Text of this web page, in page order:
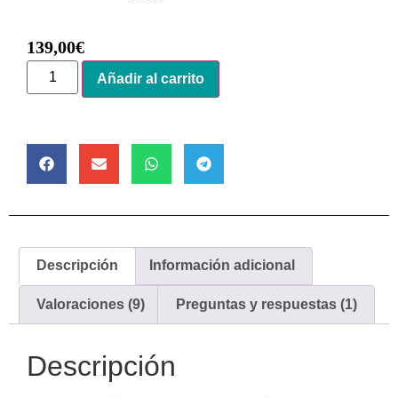
139,00€
Añadir al carrito
Descripción Información adicional
Valoraciones (9) Preguntas y respuestas (1)
Descripción